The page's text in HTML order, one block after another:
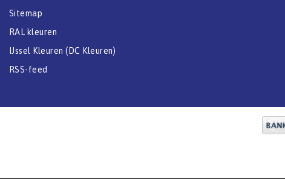
Sitemap
RAL kleuren
IJssel Kleuren (DC Kleuren)
RSS-feed